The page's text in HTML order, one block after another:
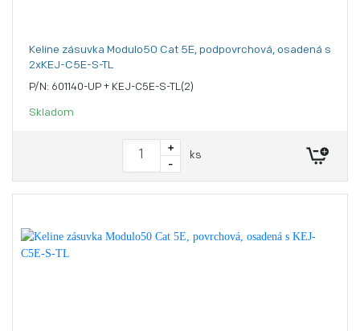
Keline zásuvka Modulo50 Cat 5E, podpovrchová, osadená s
2xKEJ-C5E-S-TL
P/N: 601140-UP + KEJ-C5E-S-TL(2)
Skladom
+
-
ks